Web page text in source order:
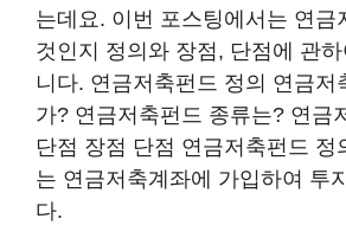
는데요. 이번 포스팅에서는 연금
것인지 정의와 장점, 단점에 관
니다. 연금저축펀드 정의 연금저
가? 연금저축펀드 종류는? 연금
단점 장점 단점 연금저축펀드 정
는 연금저축계좌에 가입하여 투
다.